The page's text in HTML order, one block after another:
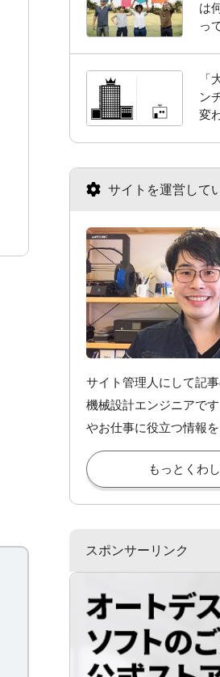
は
っ
「
ン
変
サイトを運営して
サイト管理人にして記
機械設計エンジニアで
やお仕事に役立つ情報
もっとくわ
スポンサーリンク